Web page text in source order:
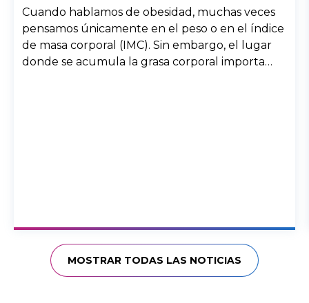
Cuando hablamos de obesidad, muchas veces
pensamos únicamente en el peso o en el índice
de masa corporal (IMC). Sin embargo, el lugar
donde se acumula la grasa corporal importa
MOSTRAR TODAS LAS NOTICIAS